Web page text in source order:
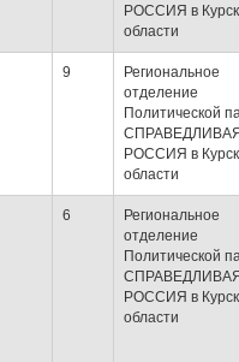
РОССИЯ в
области
9
Региональное
отделение
Политической
РОССИЯ в
области
6
Региональное
отделение
Политической
РОССИЯ в
области